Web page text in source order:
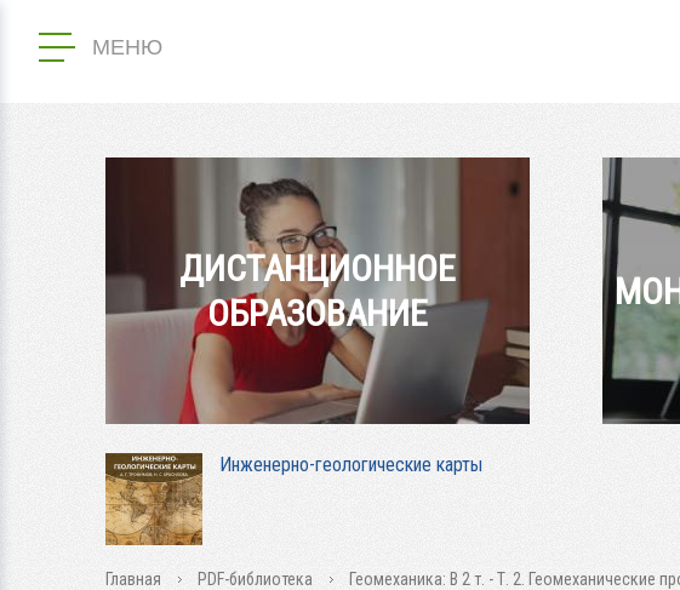
МЕНЮ
ДИСТАНЦИОННОЕ
ОБРАЗОВАНИЕ
Инженерно-геологические карты
Главная PDF-библиотека Геомеханика: В 2 т. - Т. 2. Геомеханические